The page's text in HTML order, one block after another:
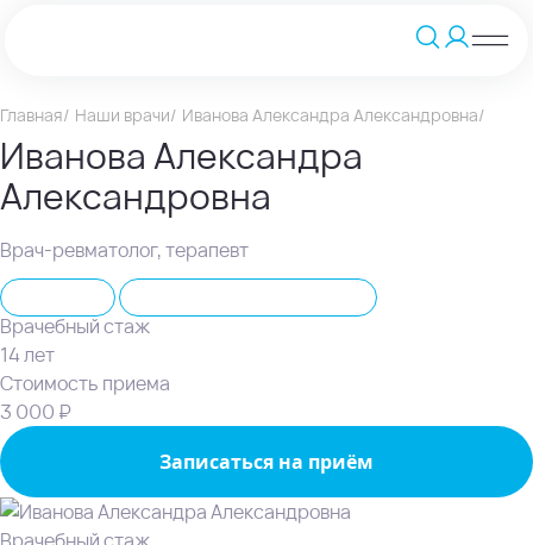
Главная Наши врачи Иванова Александра Александровна
Иванова Александра
Александровна
Врач-ревматолог, терапевт
Врачебный стаж
14 лет
Стоимость приема
3 000 ₽
Записаться на приём